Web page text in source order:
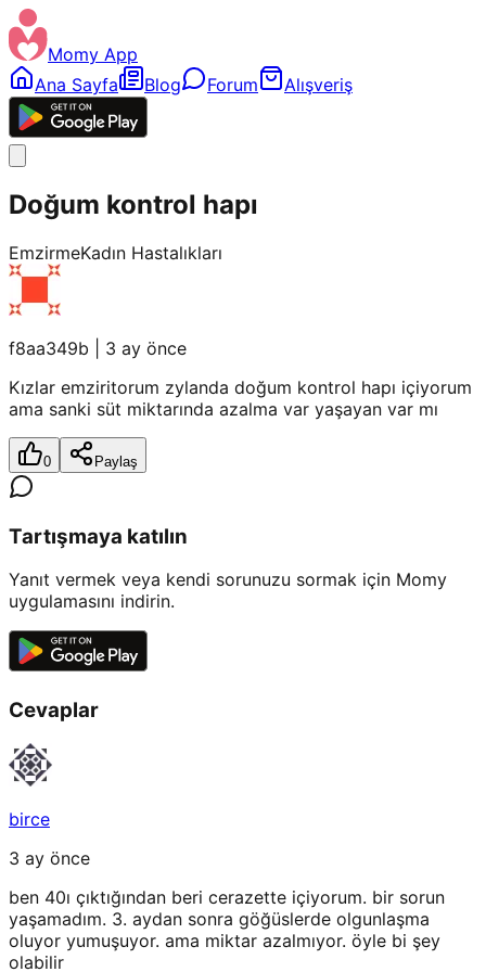
Momy App
Ana Sayfa
Blog Forum Alışveriş
Doğum kontrol hapı
EmzirmeKadın Hastalıkları
f8aa349b
3 ay önce
Kızlar emziritorum zylanda doğum kontrol hapı içiyorum
ama sanki süt miktarında azalma var yaşayan var mı
0 Paylaş
Tartışmaya katılın
Yanıt vermek veya kendi sorunuzu sormak için Momy
uygulamasını indirin.
Cevaplar
birce
3 ay önce
ben 40ı çıktığından beri cerazette içiyorum. bir sorun
yaşamadım. 3. aydan sonra göğüslerde olgunlaşma
oluyor yumuşuyor. ama miktar azalmıyor. öyle bi şey
olabilir